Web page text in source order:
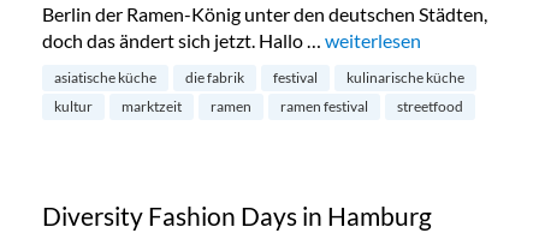
Berlin der Ramen-König unter den deutschen Städten,
doch das ändert sich jetzt. Hallo … „Ramen Festival in
weiterlesen
asiatische küche die fabrik festival
kulinarische küche
kultur
marktzeit ramen ramen festival streetfood
Diversity Fashion Days in Hamburg